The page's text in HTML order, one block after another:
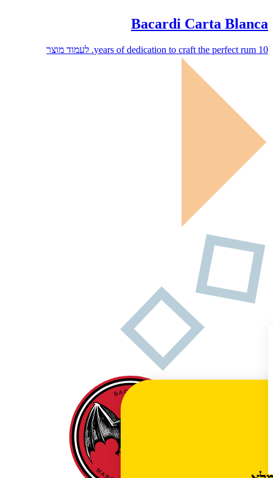
Bacardi Carta Blanca
10 years of dedication to craft the perfect rum. לעמוד מוצר